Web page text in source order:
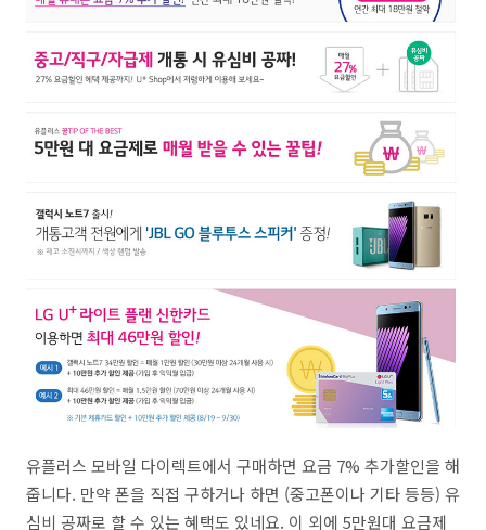
유플러스 모바일 다이렉트에서 구매하면 요금 7% 추가할인을 해
줍니다. 만약 폰을 직접 구하거나 하면 (중고폰이나 기타 등등) 유
심비 공짜로 할 수 있는 혜택도 있네요. 이 외에 5만원대 요금제